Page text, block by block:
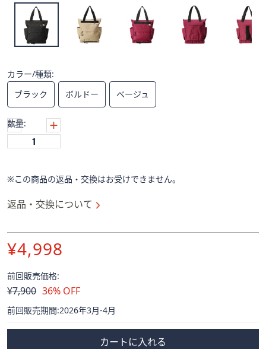
イ
プ
し
て
閲
覧
き
す。
カラー/種類:
ブラック
ボルドー ベージュ
数量:
※この商品の返品・交換はお受けできません。
返品・交換について
¥4,998
前回販売価格:
削
除
¥7,900 36% OFF
前回販売期間:2026年3月-4月
カートに入れる